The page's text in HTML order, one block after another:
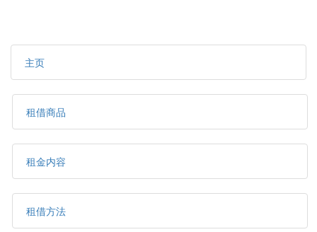
主页
租借商品
租金内容
租借方法